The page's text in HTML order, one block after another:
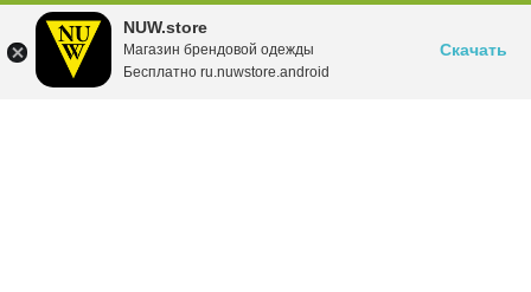
NUW.store
Магазин брендовой одежды
Бесплатно ru.nuwstore.android
Скачать